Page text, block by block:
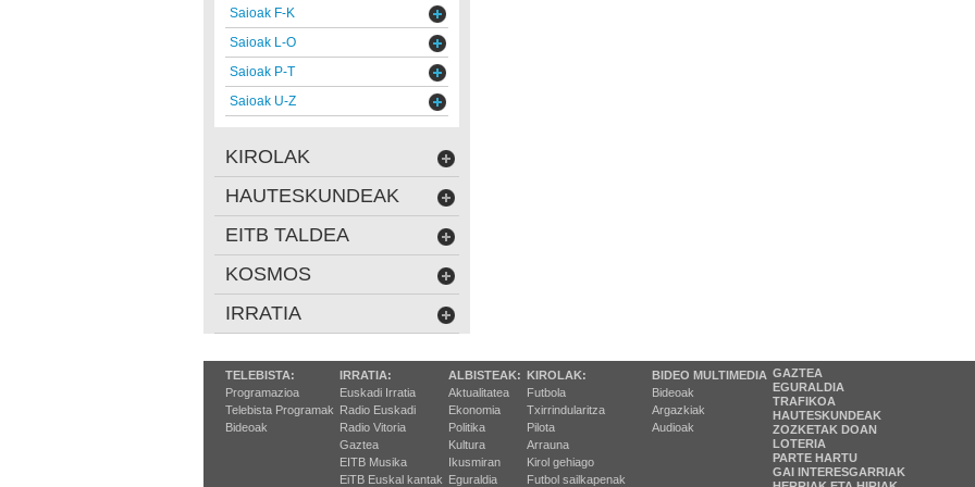
Saioak F-K
Saioak L-O
Saioak P-T
Saioak U-Z
KIROLAK
HAUTESKUNDEAK
EITB TALDEA
KOSMOS
IRRATIA
TELEBISTA:
Programazioa
Telebista Programak
Bideoak
IRRATIA:
Euskadi Irratia
Radio Euskadi
Radio Vitoria
Gaztea
EITB Musika
EiTB Euskal kantak
ALBISTEAK:
Aktualitatea
Ekonomia
Politika
Kultura
Ikusmiran
Eguraldia
KIROLAK:
Futbola
Txirrindularitza
Pilota
Arrauna
Kirol gehiago
Futbol sailkapenak
BIDEO MULTIMEDIA
Bideoak
Argazkiak
Audioak
GAZTEA
EGURALDIA
TRAFIKOA
HAUTESKUNDEAK
ZOZKETAK DOAN
LOTERIA
PARTE HARTU
GAI INTERESGARRIAK